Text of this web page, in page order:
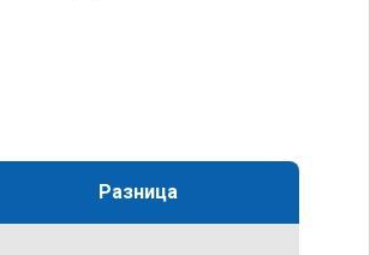
Разница